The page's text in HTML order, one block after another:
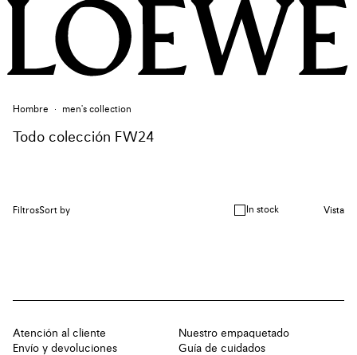
Hombre men's collection
Todo colección FW24
FiltrosSort by In stock Vista
Atención al cliente
Envío y devoluciones
Nuestro empaquetado
Guía de cuidados